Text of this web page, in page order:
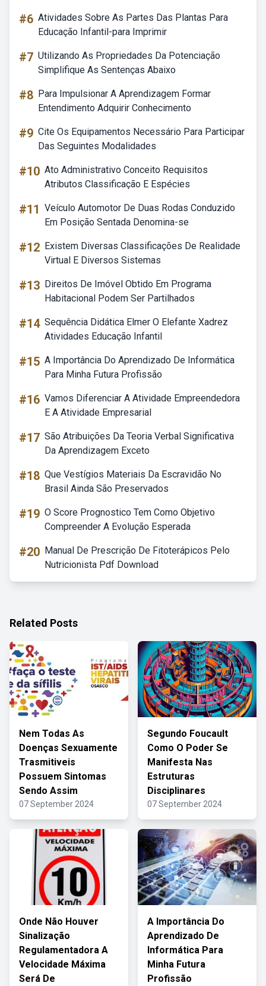
#6 Atividades Sobre As Partes Das Plantas Para
Educação Infantil-para Imprimir
#7 Utilizando As Propriedades Da Potenciação
Simplifique As Sentenças Abaixo
#8 Para Impulsionar A Aprendizagem Formar
Entendimento Adquirir Conhecimento
#9 Cite Os Equipamentos Necessário Para Participar
Das Seguintes Modalidades
#10 Ato Administrativo Conceito Requisitos
Atributos Classificação E Espécies
#11 Veículo Automotor De Duas Rodas Conduzido
Em Posição Sentada Denomina-se
#12 Existem Diversas Classificações De Realidade
Virtual E Diversos Sistemas
#13 Direitos De Imóvel Obtido Em Programa
Habitacional Podem Ser Partilhados
#14 Sequência Didática Elmer O Elefante Xadrez
Atividades Educação Infantil
#15 A Importância Do Aprendizado De Informática
Para Minha Futura Profissão
#16 Vamos Diferenciar A Atividade Empreendedora
E A Atividade Empresarial
#17 São Atribuições Da Teoria Verbal Significativa
Da Aprendizagem Exceto
#18 Que Vestígios Materiais Da Escravidão No
Brasil Ainda São Preservados
#19 O Score Prognostico Tem Como Objetivo
Compreender A Evolução Esperada
#20 Manual De Prescrição De Fitoterápicos Pelo
Nutricionista Pdf Download
Related Posts
Nem Todas As
Doenças Sexuamente
Trasmitiveis
Possuem Sintomas
Sendo Assim
07 September 2024
Segundo Foucault
Como O Poder Se
Manifesta Nas
Estruturas
Disciplinares
07 September 2024
Onde Não Houver
Sinalização
Regulamentadora A
Velocidade Máxima
Será De
A Importância Do
Aprendizado De
Informática Para
Minha Futura
Profissão